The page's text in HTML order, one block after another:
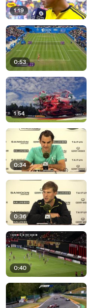
1:19
0:53
1:54
0:34
0:36
0:40